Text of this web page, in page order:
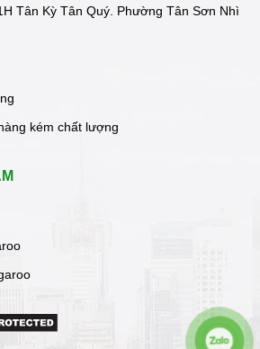
Tân Kỳ Tân Quý. Phường Tân Sơn Nhì
kém chất lượng